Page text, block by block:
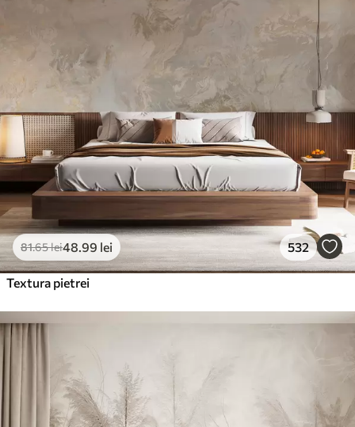
81.65lei48 .99 lei 532
Textura pietrei